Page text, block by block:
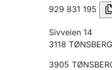
929 831 195
Sivveien 14
3118 TØNSBERG
3905